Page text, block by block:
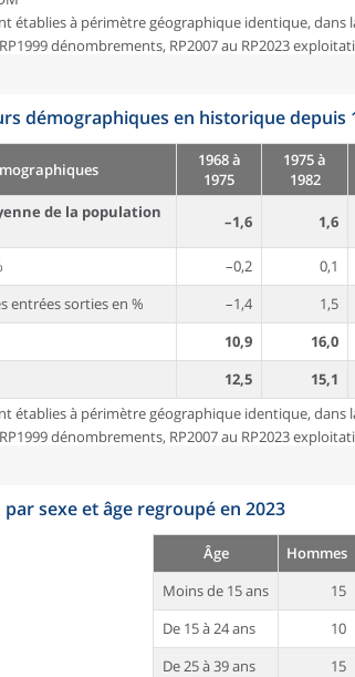
établies à périmètre géographique identique, dans
dénombrements, RP2007 au RP2023
démographiques en historique depuis
1968 à
1975
1975 à
1982
de la population
–1,6 1,6
–0,2 0,1
entrées sorties en %
–1,4 1,5
10,9 16,0
12,5 15,1
établies à périmètre géographique identique, dans
dénombrements, RP2007 au RP2023
par sexe et âge regroupé en 2023
Âge Hommes
Moins de 15 ans
15
De 15 à 24 ans
10
De 25 à 39 ans
15